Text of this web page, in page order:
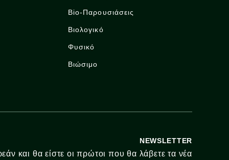
Bio-Παρουσιάσεις
Βιολογικό
Φυσικό
Βιώσιμο
NEWSLETTER
και θα είστε οι πρώτοι που θα λάβετε τα νέα